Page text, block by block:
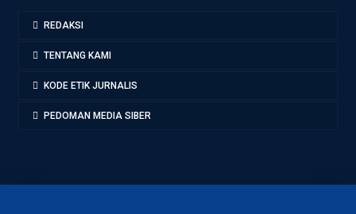
REDAKSI
TENTANG KAMI
KODE ETIK JURNALIS
PEDOMAN MEDIA SIBER